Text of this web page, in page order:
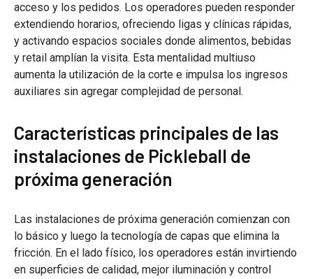
acceso y los pedidos. Los operadores pueden responder
extendiendo horarios, ofreciendo ligas y clínicas rápidas,
y activando espacios sociales donde alimentos, bebidas
y retail amplían la visita. Esta mentalidad multiuso
aumenta la utilización de la corte e impulsa los ingresos
auxiliares sin agregar complejidad de personal.
Características principales de las
instalaciones de Pickleball de
próxima generación
Las instalaciones de próxima generación comienzan con
lo básico y luego la tecnología de capas que elimina la
fricción. En el lado físico, los operadores están invirtiendo
en superficies de calidad, mejor iluminación y control